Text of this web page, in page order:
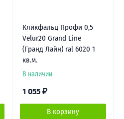
Кликфальц Профи 0,5
Velur20 Grand Line
(Гранд Лайн) ral 6020 1
кв.м.
В наличии
1 055 ₽
В корзину